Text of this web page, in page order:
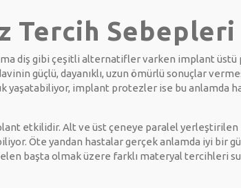
Tercih Sebepleri
diş gibi çeşitli alternatifler varken implant üstü
güçlü, dayanıklı, uzun ömürlü sonuçlar
yaşatabiliyor, implant protezler ise bu anlamda
etkilidir. Alt ve üst çeneye paralel yerleştirilen
Öte yandan hastalar gerçek anlamda iyi bir
başta olmak üzere farklı materyal tercihleri